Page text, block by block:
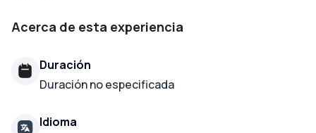
Acerca de esta experiencia
Duración
Duración no especificada
Idioma